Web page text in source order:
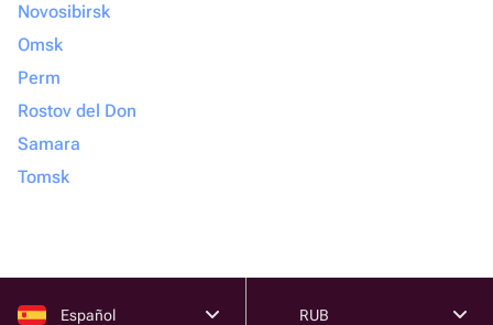
Novosibirsk
Omsk
Perm
Rostov del Don
Samara
Tomsk
Español RUB